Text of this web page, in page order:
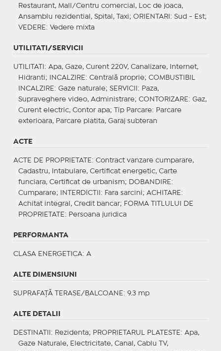
Restaurant, Mall/Centru comercial, Loc de joaca,
Ansamblu rezidential, Spital, Taxi; ORIENTARI : Sud - Est;
VEDERE : Vedere mixta
UTILITATI/SERVICII
UTILITATI : Apa, Gaze, Curent 220V, Canalizare, Internet,
Hidranti;
INCALZIRE : Centrală proprie; COMBUSTIBIL
INCALZIRE : Gaze naturale; SERVICII : Paza,
Supraveghere video, Administrare; CONTORIZARE : Gaz,
Curent electric, Contor apa;
Tip Parcare: Parcare
exterioara, Parcare platita, Garaj subteran
ACTE
ACTE DE PROPRIETATE : Contract vanzare cumparare,
Cadastru, Intabulare, Certificat energetic, Carte
funciara, Certificat de urbanism;
DOBANDIRE :
Cumparare;
INTERDICTII : Fara sarcini; ACHITARE :
Achitat integral, Credit bancar; FORMA TITLULUI DE
PROPRIETATE : Persoana juridica
PERFORMANTA
CLASA ENERGETICA: A
ALTE DIMENSIUNI
SUPRAFAȚĂ TERASE/BALCOANE: 9.3 mp
ALTE DETALII
DESTINATII : Rezidenta; PROPRIETARUL PLATESTE : Apa,
Gaze Naturale, Electricitate, Canal, Cablu TV,